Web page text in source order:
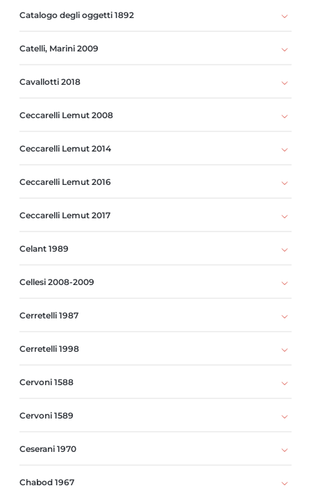
Catalogo degli oggetti 1892
Catelli, Marini 2009
Cavallotti 2018
Ceccarelli Lemut 2008
Ceccarelli Lemut 2014
Ceccarelli Lemut 2016
Ceccarelli Lemut 2017
Celant 1989
Cellesi 2008-2009
Cerretelli 1987
Cerretelli 1998
Cervoni 1588
Cervoni 1589
Ceserani 1970
Chabod 1967